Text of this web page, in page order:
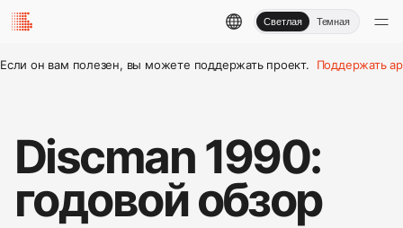
Светлая Темная
Если он вам полезен, вы можете поддержать проект. Поддержать
Discman 1990:
годовой обзор